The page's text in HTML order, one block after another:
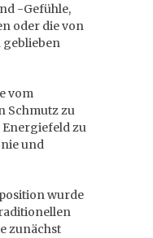
-Gefühle,
oder die von
geblieben
vom
Schmutz zu
zu
und
wurde
zunächst